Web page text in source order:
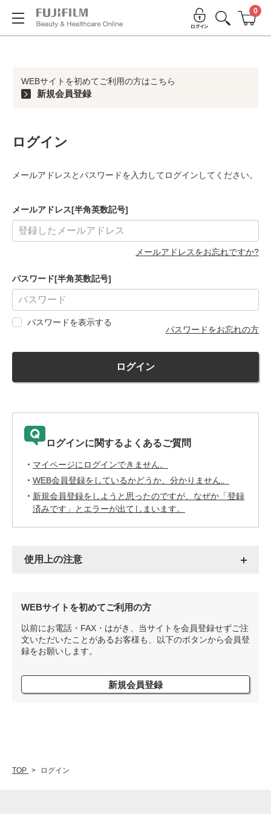
0
WEBサイトを初めてご利用の方はこちら
新規会員登録
ログイン
メールアドレスとパスワードを入力してログインしてください。
メールアドレス[半角英数記号]
メールアドレスをお忘れですか?
パスワード[半角英数記号]
パスワードを表示する
パスワードをお忘れの方
ログイン
ログインに関するよくあるご質問
マイページにログインできません。
WEB会員登録をしているかどうか、分かりません。
新規会員登録をしようと思ったのですが、なぜか「登録
済みです」とエラーが出てしまいます。
使用上の注意
WEBサイトを初めてご利用の方
以前にお電話・FAX・はがき、当サイトを会員登録せずご注
文いただいたことがあるお客様も、以下のボタンから会員登
録をお願いします。
新規会員登録
TOP ログイン